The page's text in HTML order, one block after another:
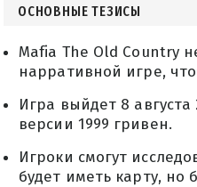
ОСНОВНЫЕ ТЕЗИСЫ
Mafia The Old Country
нарративной игре,
Игра выйдет 8 августа
версии 1999 гривен.
Игроки смогут
будет иметь карту,